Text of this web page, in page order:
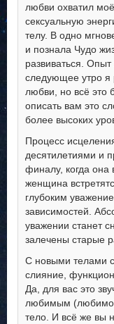
любви охватил
сексуальную
телу. В одно
и познала Чудо
развиваться.
следующее утро я
любви, но всё это
описать вам это
более высоких
Процесс
десятилетиями и
финалу, когда она
женщина
глубоким
зависимостей.
уважении станет
залечены старые
С новыми телами
слияние,
Да, для вас это
любимым
тело. И всё же вы